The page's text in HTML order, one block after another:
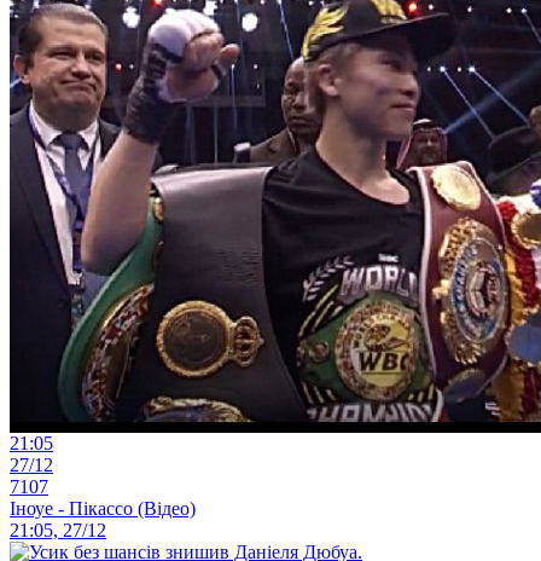
21:05
27/12
7107
Іноуе - Пікассо (Відео)
21:05, 27/12